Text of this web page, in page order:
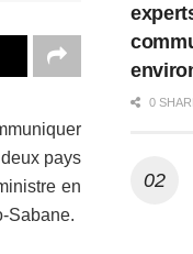
pays
en
Sabane.
0